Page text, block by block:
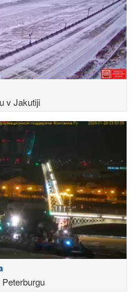
v Jakutiji